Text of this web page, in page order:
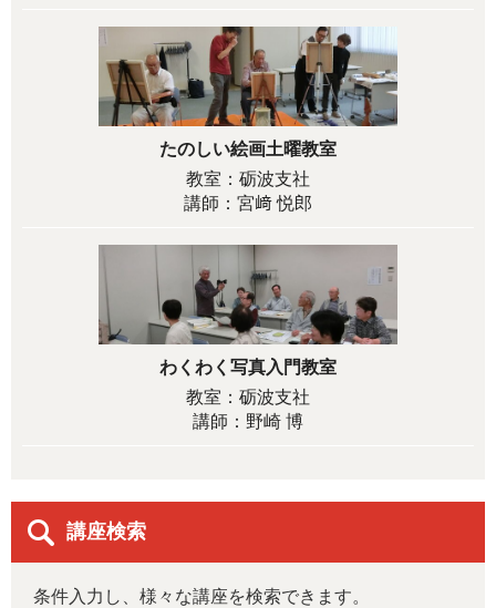
たのしい絵画土曜教室
教室：砺波支社
講師：宮﨑 悦郎
わくわく写真入門教室
教室：砺波支社
講師：野崎 博
講座検索
条件入力し、様々な講座を検索できます。